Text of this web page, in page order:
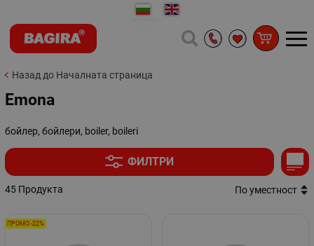
Назад до Началната страница
Emona
бойлер, бойлери, boiler, boileri
ФИЛТРИ
45 Продукта По уместност
ПРОМО -22%